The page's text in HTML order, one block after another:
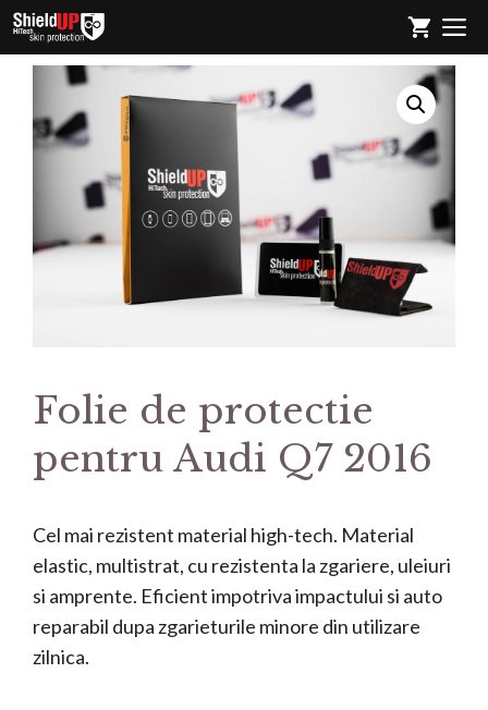
Sari
conținut
Folie de protectie
pentru Audi Q7 2016
Cel mai rezistent material high-tech. Material
elastic, multistrat, cu rezistenta la zgariere, uleiuri
si amprente. Eficient impotriva impactului si auto
reparabil dupa zgarieturile minore din utilizare
zilnica.